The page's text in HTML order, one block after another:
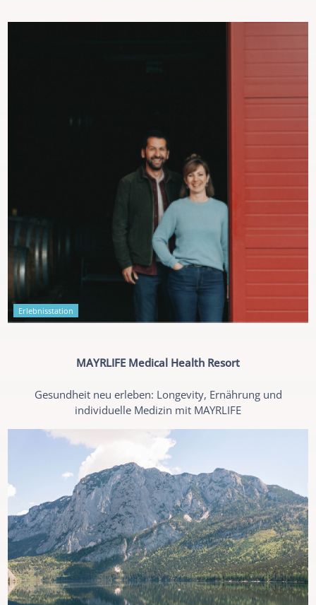
Erlebnisstation
MAYRLIFE Medical Health Resort
Gesundheit neu erleben: Longevity, Ernährung und
individuelle Medizin mit MAYRLIFE